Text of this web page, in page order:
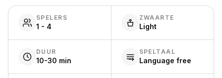
SPELERS
1 - 4
ZWAARTE
Light
DUUR
10-30 min
SPELTAAL
Language free